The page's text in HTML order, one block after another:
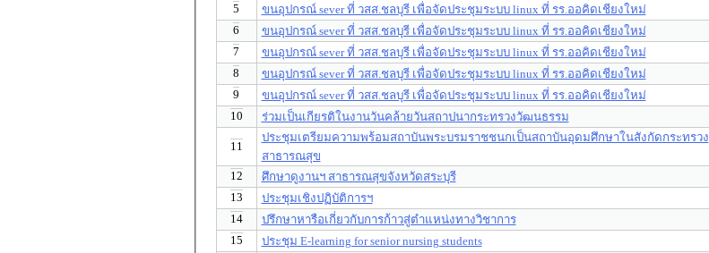
5
ขนอุปกรณ์ sever ที่ วสส.ชลบุรี เพื่อจัดประชุมระบบ linux ที่ รร.ออคิดเชียงใหม่
6
ขนอุปกรณ์ sever ที่ วสส.ชลบุรี เพื่อจัดประชุมระบบ linux ที่ รร.ออคิดเชียงใหม่
7
ขนอุปกรณ์ sever ที่ วสส.ชลบุรี เพื่อจัดประชุมระบบ linux ที่ รร.ออคิดเชียงใหม่
8
ขนอุปกรณ์ sever ที่ วสส.ชลบุรี เพื่อจัดประชุมระบบ linux ที่ รร.ออคิดเชียงใหม่
9
ขนอุปกรณ์ sever ที่ วสส.ชลบุรี เพื่อจัดประชุมระบบ linux ที่ รร.ออคิดเชียงใหม่
10
ร่วมเป็นเกียรติในงานวันคล้ายวันสถาปนากระทรวงวัฒนธรรม
11
ประชุมเตรียมความพร้อมสถาบันพระบรมราชชนกเป็นสถาบันอุดมศึกษาในสังกัดกระทรวง
สาธารณสุข
12 ศึกษาดูงานฯ สาธารณสุขจังหวัดสระบุรี
13
ประชุมเชิงปฏิบัติการฯ
14
ปรึกษาหารือเกี่ยวกับการก้าวสู่ตำแหน่งทางวิชาการ
15
ประชุม E-learning for senior nursing students